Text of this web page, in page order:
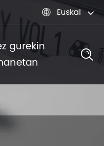
 Euskal
gurekin